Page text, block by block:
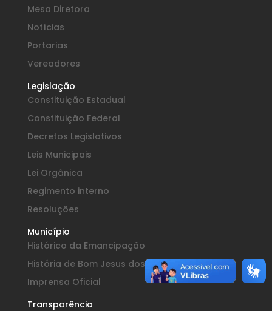
Mesa Diretora
Notícias
Portarias
Vereadores
Legislação
Constituição Estadual
Constituição Federal
Decretos Legislativos
Leis Municipais
Lei Orgânica
Regimento interno
Resoluções
Município
Histórico da Emancipação
História de Bom Jesus dos Perdões
Imprensa Oficial
Transparência